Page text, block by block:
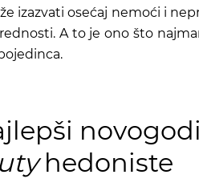
izazvati osećaj nemoći i
A to je ono što
hedoniste